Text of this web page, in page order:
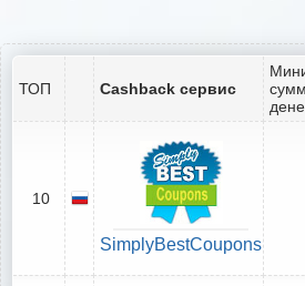
ТОП Cashback сервис
10
SimplyBestCoupons